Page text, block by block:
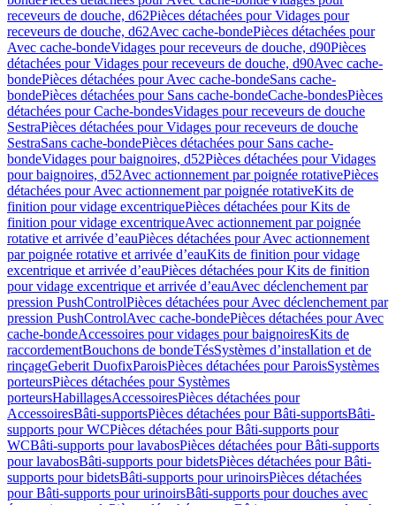
receveurs de douche, d62Pièces détachées pour Vidages pour
receveurs de douche, d62Avec cache-bondePièces détachées pour
Avec cache-bondeVidages pour receveurs de douche, d90Pièces
détachées pour Vidages pour receveurs de douche, d90Avec cache-
bondePièces détachées pour Avec cache-bondeSans cache-
bondePièces détachées pour Sans cache-bondeCache-bondesPièces
détachées pour Cache-bondesVidages pour receveurs de douche
SestraPièces détachées pour Vidages pour receveurs de douche
SestraSans cache-bondePièces détachées pour Sans cache-
bondeVidages pour baignoires, d52Pièces détachées pour Vidages
pour baignoires, d52Avec actionnement par poignée rotativePièces
détachées pour Avec actionnement par poignée rotativeKits de
finition pour vidage excentriquePièces détachées pour Kits de
finition pour vidage excentriqueAvec actionnement par poignée
rotative et arrivée d’eauPièces détachées pour Avec actionnement
par poignée rotative et arrivée d’eauKits de finition pour vidage
excentrique et arrivée d’eauPièces détachées pour Kits de finition
pour vidage excentrique et arrivée d’eauAvec déclenchement par
pression PushControlPièces détachées pour Avec déclenchement par
pression PushControlAvec cache-bondePièces détachées pour Avec
cache-bondeAccessoires pour vidages pour baignoiresKits de
raccordementBouchons de bondeTésSystèmes d’installation et de
rinçageGeberit DuofixParoisPièces détachées pour ParoisSystèmes
porteursPièces détachées pour Systèmes
porteursHabillagesAccessoiresPièces détachées pour
AccessoiresBâti-supportsPièces détachées pour Bâti-supportsBâti-
supports pour WCPièces détachées pour Bâti-supports pour
WCBâti-supports pour lavabosPièces détachées pour Bâti-supports
pour lavabosBâti-supports pour bidetsPièces détachées pour Bâti-
supports pour bidetsBâti-supports pour urinoirsPièces détachées
pour Bâti-supports pour urinoirsBâti-supports pour douches avec